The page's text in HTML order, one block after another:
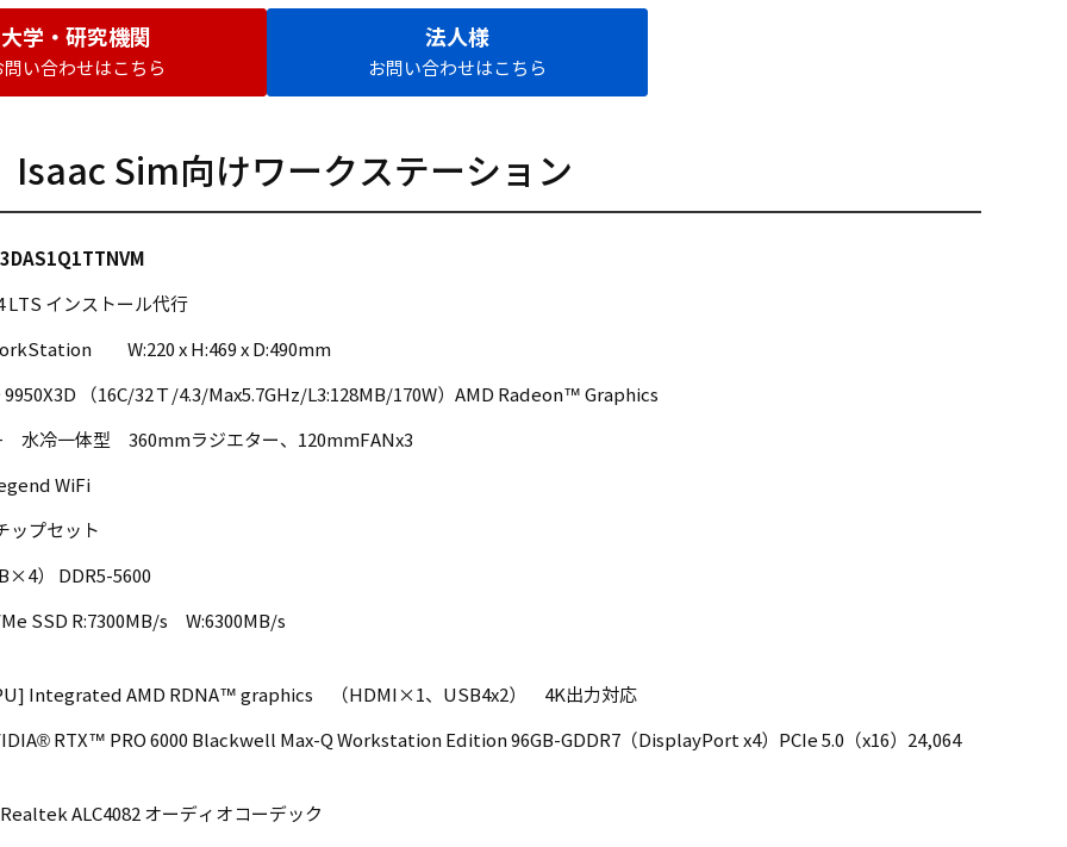
大学・研究機関
問い合わせはこちら
法人様
お問い合わせはこちら
Sim向けワークステーション
インストール代行
W:220 x H:469 x D:490mm
9950X3D （16C/32Ｔ/4.3/Max5.7GHz/L3:128MB/170W）AMD Radeon™ Graphics
水冷一体型 360mmラジエター、120mmFANx3
WiFi
プセット
） DDR5-5600
SSD R:7300MB/s W:6300MB/s
Integrated AMD RDNA™ graphics （HDMI×1、USB4x2） 4K出力対応
RTX™ PRO 6000 Blackwell Max-Q Workstation Edition 96GB-GDDR7（DisplayPort x4）PCIe 5.0（x16）24,064
ALC4082 オーディオコーデック